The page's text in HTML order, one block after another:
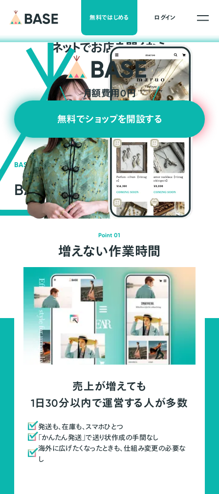
無料ではじめる ログイン
ネットでお店を開くなら
月額費用0円
無料でショップを開設する
BASEの強み
BASEが強い3つの理由
Point 01
増えない作業時間
売上が増えても
1日30分以内で運営する人が多数
発送も、在庫も、スマホひとつ
「かんたん発送」で送り状作成の手間なし
海外に広げたくなったときも、仕組み変更の必要な
し